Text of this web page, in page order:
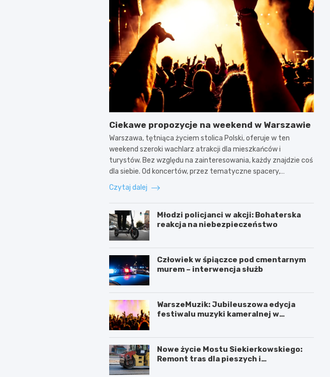
Ciekawe propozycje na weekend w Warszawie
Warszawa, tętniąca życiem stolica Polski, oferuje w ten
weekend szeroki wachlarz atrakcji dla mieszkańców i
turystów. Bez względu na zainteresowania, każdy znajdzie coś
dla siebie. Od koncertów, przez tematyczne spacery,…
Czytaj dalej
Młodzi policjanci w akcji: Bohaterska
reakcja na niebezpieczeństwo
Człowiek w śpiączce pod cmentarnym
murem – interwencja służb
WarszeMuzik: Jubileuszowa edycja
festiwalu muzyki kameralnej w
Nowe życie Mostu Siekierkowskiego:
Remont tras dla pieszych i